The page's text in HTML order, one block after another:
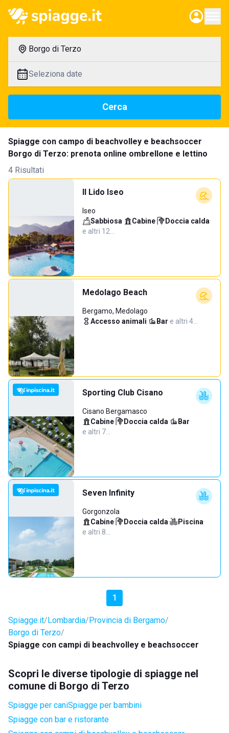
Borgo di Terzo
Seleziona date
Cerca
Spiagge con campo di beachvolley e beachsoccer
Borgo di Terzo: prenota online ombrellone e lettino
4 Risultati
Il Lido Iseo
Iseo
Sabbiosa· Cabine· Doccia calda·
e altri 12…
Medolago Beach
Bergamo, Medolago
Accesso animali· Bar·e altri 4…
Sporting Club Cisano
Cisano Bergamasco
Cabine· Doccia calda· Bar·
e altri 7…
Seven Infinity
Gorgonzola
Cabine· Doccia calda· Piscina·
e altri 8…
1
Spiagge.it Lombardia Provincia di Bergamo
Borgo di Terzo
Spiagge con campi di beachvolley e beachsoccer
Scopri le diverse tipologie di spiagge nel
comune di Borgo di Terzo
Spiagge per caniSpiagge per bambini
Spiagge con bar e ristorante